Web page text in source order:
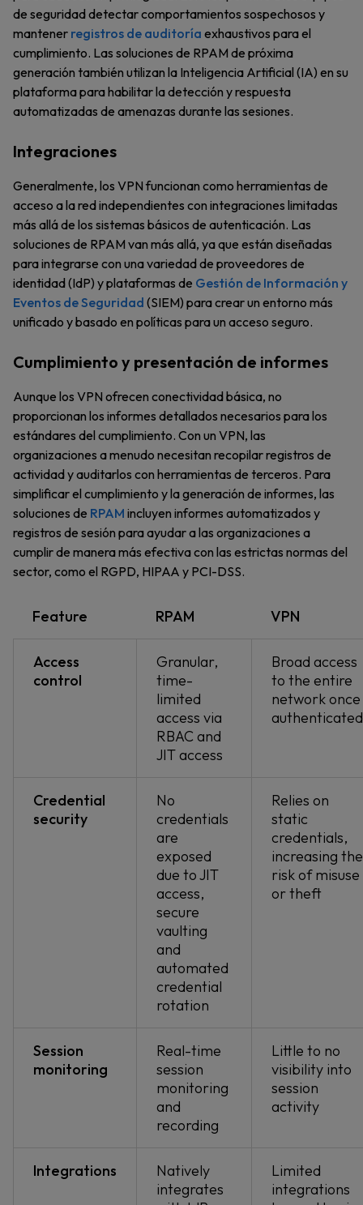
de seguridad detectar comportamientos sospechosos y
mantener registros de auditoría exhaustivos para el
cumplimiento. Las soluciones de RPAM de próxima
generación también utilizan la Inteligencia Artificial (IA) en su
plataforma para habilitar la detección y respuesta
automatizadas de amenazas durante las sesiones.
Integraciones
Generalmente, los VPN funcionan como herramientas de
acceso a la red independientes con integraciones limitadas
más allá de los sistemas básicos de autenticación. Las
soluciones de RPAM van más allá, ya que están diseñadas
para integrarse con una variedad de proveedores de
identidad (IdP) y plataformas de Gestión de Información y
Eventos de Seguridad (SIEM) para crear un entorno más
unificado y basado en políticas para un acceso seguro.
Cumplimiento y presentación de informes
Aunque los VPN ofrecen conectividad básica, no
proporcionan los informes detallados necesarios para los
estándares del cumplimiento. Con un VPN, las
organizaciones a menudo necesitan recopilar registros de
actividad y auditarlos con herramientas de terceros. Para
simplificar el cumplimiento y la generación de informes, las
soluciones de RPAM incluyen informes automatizados y
registros de sesión para ayudar a las organizaciones a
cumplir de manera más efectiva con las estrictas normas del
sector, como el RGPD, HIPAA y PCI-DSS.
Feature RPAM VPN
Access
control
Granular,
time-
limited
access via
RBAC and
JIT access
Broad access
to the entire
network once
authenticated
Credential
security
No
credentials
are
exposed
due to JIT
access,
secure
vaulting
and
automated
credential
rotation
Relies on
static
credentials,
increasing the
risk of misuse
or theft
Session
monitoring
Real-time
session
monitoring
and
recording
Little to no
visibility into
session
activity
Integrations
Natively
integrates
Limited
integrations